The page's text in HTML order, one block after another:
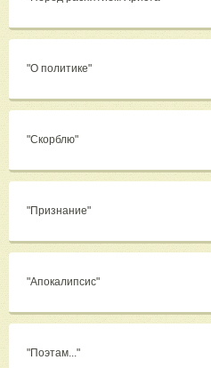
"О политике"
"Скорблю"
"Признание"
"Апокалипсис"
"Поэтам..."